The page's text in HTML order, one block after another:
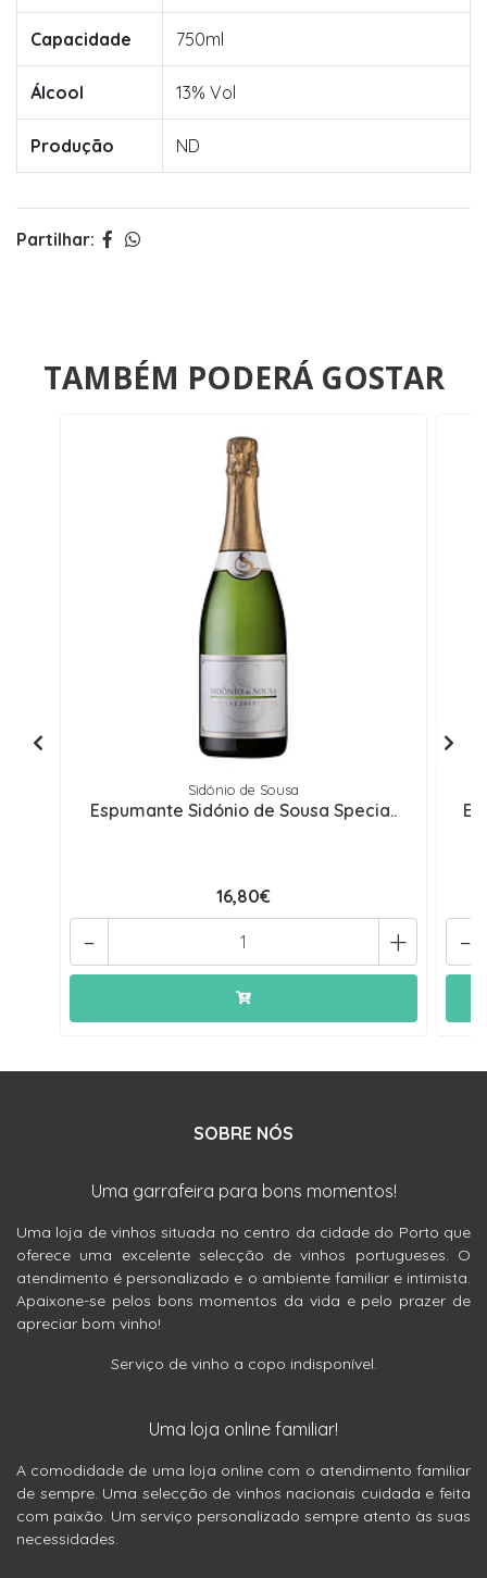
Capacidade 750ml
Álcool 13% Vol
Produção ND
Partilhar:
TAMBÉM PODERÁ GOSTAR
Sidónio de Sousa
Espumante Sidónio de Sousa Specia..
16,80€
+
- -
SOBRE NÓS
Uma garrafeira para bons momentos!
Uma loja de vinhos situada no centro da cidade do Porto que
oferece uma excelente selecção de vinhos portugueses. O
atendimento é personalizado e o ambiente familiar e intimista.
Apaixone-se pelos bons momentos da vida e pelo prazer de
apreciar bom vinho!
Serviço de vinho a copo indisponível.
Uma loja online familiar!
A comodidade de uma loja online com o atendimento familiar
de sempre. Uma selecção de vinhos nacionais cuidada e feita
com paixão. Um serviço personalizado sempre atento às suas
necessidades.